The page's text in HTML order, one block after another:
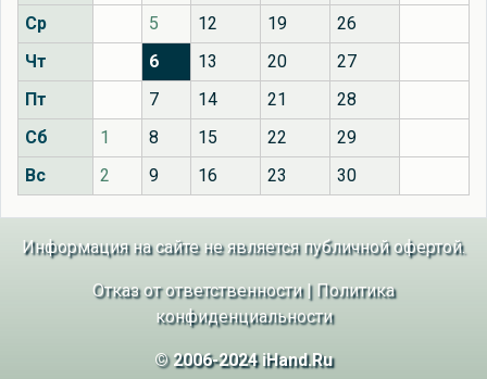
Ср
5 12 19
26
Чт
6 13 20
27
Пт
7 14 21
28
Сб
1 8 15 22
29
Вс
2 9 16 23 30
Информация на сайте не является публичной офертой.
Отказ от ответственности| Политика
конфиденциальности
© 2006-2024 iHand.Ru